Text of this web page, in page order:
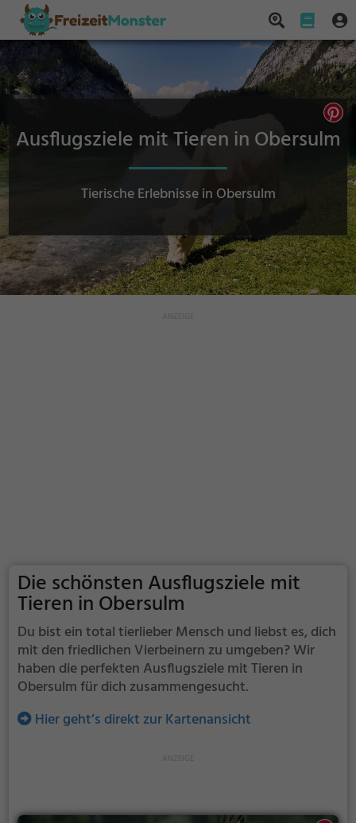
Ausflugsziele mit Tieren in Obersulm
Tierische Erlebnisse in Obersulm
Die schönsten Ausflugsziele mit
Tieren in Obersulm
Du bist ein total tierlieber Mensch und liebst es, dich
mit den friedlichen Vierbeinern zu umgeben? Wir
haben die perfekten Ausflugsziele mit Tieren in
Obersulm für dich zusammengesucht.
Hier geht’s direkt zur Kartenansicht